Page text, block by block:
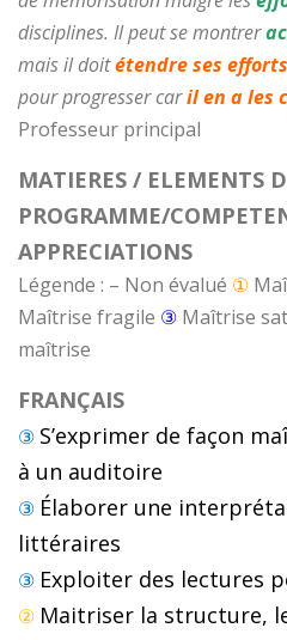
disciplines. Il peut se montrer
mais il doitétendre ses efforts
pour progresser caril en a les
Professeur principal
MATIERES / ELEMENTS
PROGRAMME/
APPRECIATIONS
Légende : – Non évalué ①
Maîtrise fragile ③ Maîtrise
maîtrise
FRANÇAIS
③ S’exprimer de façon
à un auditoire
③ Élaborer une
littéraires
③ Exploiter des lectures
② Maitriser la structure,